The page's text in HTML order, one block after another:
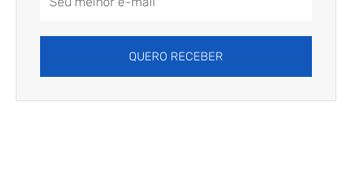
QUERO RECEBER